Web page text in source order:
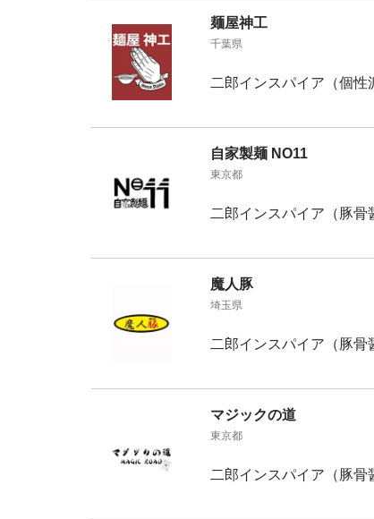
麺屋神工
千葉県
二郎インスパイア（個性
自家製麺 NO11
東京都
二郎インスパイア（豚骨
魔人豚
埼玉県
二郎インスパイア（豚骨
マジックの道
東京都
二郎インスパイア（豚骨